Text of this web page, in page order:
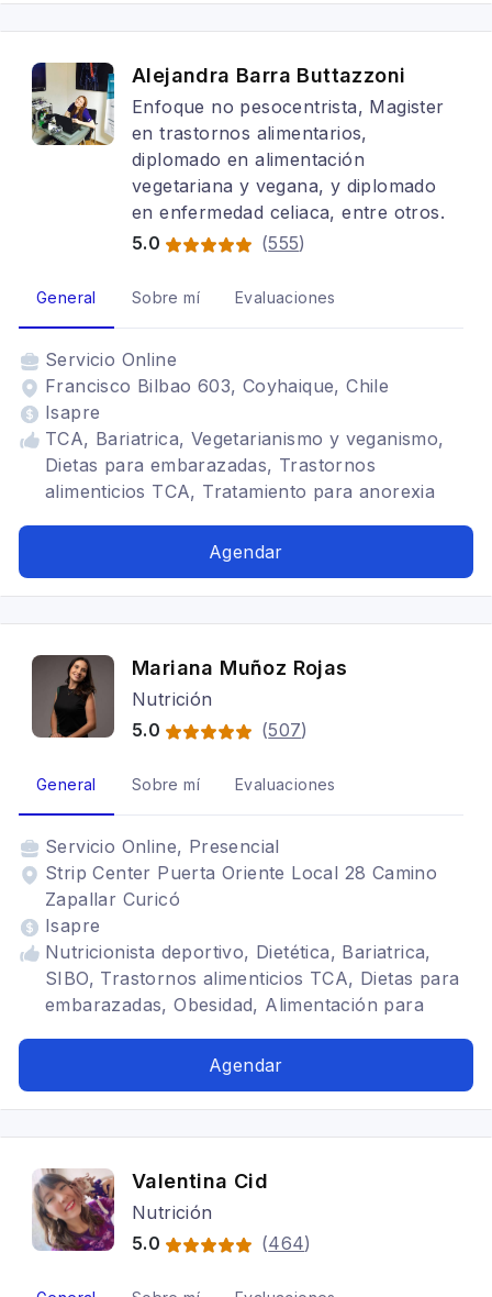
Alejandra Barra Buttazzoni
Enfoque no pesocentrista, Magister
en trastornos alimentarios,
diplomado en alimentación
vegetariana y vegana, y diplomado
en enfermedad celiaca, entre otros.
5.0
(555)
General Sobre mí Evaluaciones
Servicio Online
Francisco Bilbao 603, Coyhaique, Chile
Isapre
TCA, Bariatrica, Vegetarianismo y veganismo,
Dietas para embarazadas, Trastornos
alimenticios TCA, Tratamiento para anorexia
Agendar
Mariana Muñoz Rojas
Nutrición
5.0
(507)
General Sobre mí Evaluaciones
Servicio Online, Presencial
Strip Center Puerta Oriente Local 28 Camino
Zapallar Curicó
Isapre
Nutricionista deportivo, Dietética, Bariatrica,
SIBO, Trastornos alimenticios TCA, Dietas para
embarazadas, Obesidad, Alimentación para
Agendar
Valentina Cid
Nutrición
5.0
(464)